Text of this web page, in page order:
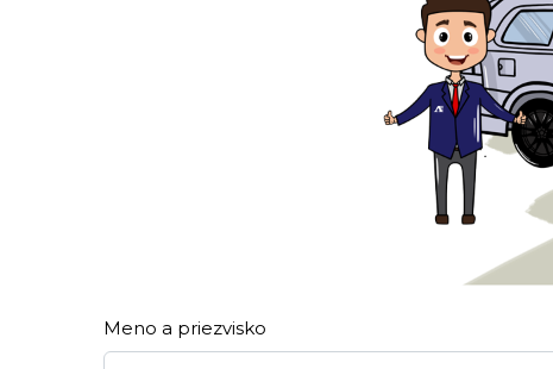
Meno a priezvisko